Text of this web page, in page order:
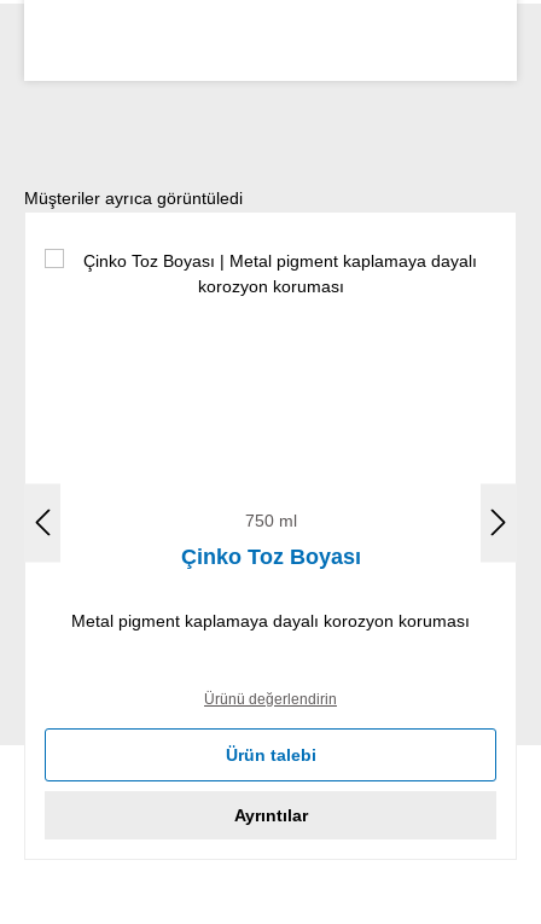
Ürün galerisini atla
Müşteriler ayrıca görüntüledi
750 ml
Çinko Toz Boyası
Metal pigment kaplamaya dayalı korozyon koruması
Ürünü değerlendirin
Ürün talebi
Ayrıntılar